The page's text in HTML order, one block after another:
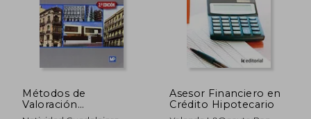
Métodos de
Valoración
Inmobiliaria
Asesor Financiero en
Crédito Hipotecario